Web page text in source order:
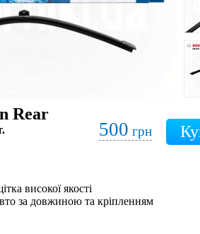
Rear
500 грн
високої якості
за довжиною та кріпленням